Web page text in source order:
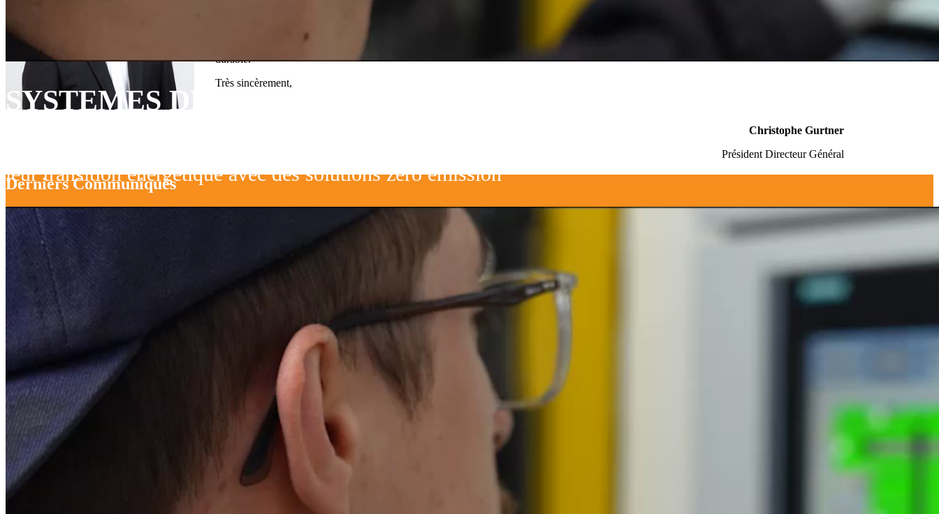
SYSTEMES DE BATTERIES POUR UNE ÉLECTROMOBILITÉ
leur transition énergétique avec des solutions zéro émission
Forsee Power, avec ses 600 collaborateurs et son Conseil d’Administration composé de profils expérimentés, est plus que
jamais engagé pour
poursuivre sa feuille de route en faveur d’une croissance durable et rentable.
Nous sommes reconnaissants de pouvoir compter sur votre soutien dans cette aventure passionnante au sein du marché de l’électromobilité
durable.
Très sincèrement,
Christophe Gurtner
Président Directeur Général
Derniers Communiqués
15/07/2026 - 07:30
Forsee Power entre en négociation exclusive avec FCAP en vue d’un investissement destiné à accélérer son développement
29/06/2026 - 17:45
Forsee Power annonce l’approbation de l’ensemble des résolutions soutenues par le Conseil d’administration lors de son Assemblée Générale Mixte
24/06/2026 - 17:45
Forsee Power et KONČAR s’associent pour électrifier les trains régionaux de voyageurs en Europe
Tous les communiqués
Posez-nous vos questions
Madame *
Invalid Input
* Champ indispensable
* Champ indispensable
* Champ indispensable